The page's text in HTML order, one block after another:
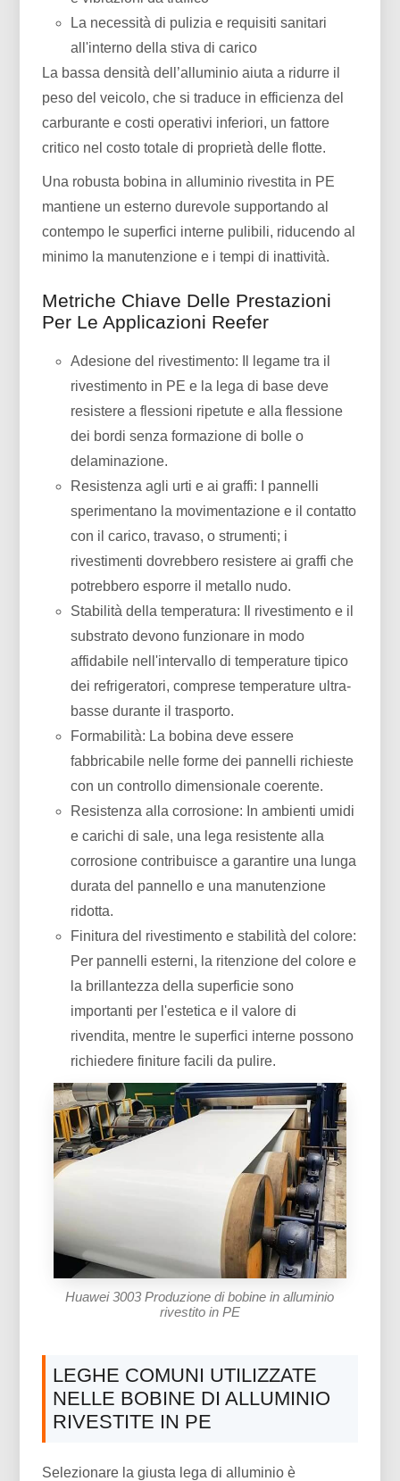
La necessità di pulizia e requisiti sanitari
all'interno della stiva di carico
La bassa densità dell’alluminio aiuta a ridurre il
peso del veicolo, che si traduce in efficienza del
carburante e costi operativi inferiori, un fattore
critico nel costo totale di proprietà delle flotte.
Una robusta bobina in alluminio rivestita in PE
mantiene un esterno durevole supportando al
contempo le superfici interne pulibili, riducendo al
minimo la manutenzione e i tempi di inattività.
Metriche Chiave Delle Prestazioni
Per Le Applicazioni Reefer
Adesione del rivestimento: Il legame tra il
rivestimento in PE e la lega di base deve
resistere a flessioni ripetute e alla flessione
dei bordi senza formazione di bolle o
delaminazione.
Resistenza agli urti e ai graffi: I pannelli
sperimentano la movimentazione e il contatto
con il carico, travaso, o strumenti; i
rivestimenti dovrebbero resistere ai graffi che
potrebbero esporre il metallo nudo.
Stabilità della temperatura: Il rivestimento e il
substrato devono funzionare in modo
affidabile nell'intervallo di temperature tipico
dei refrigeratori, comprese temperature ultra-
basse durante il trasporto.
Formabilità: La bobina deve essere
fabbricabile nelle forme dei pannelli richieste
con un controllo dimensionale coerente.
Resistenza alla corrosione: In ambienti umidi
e carichi di sale, una lega resistente alla
corrosione contribuisce a garantire una lunga
durata del pannello e una manutenzione
ridotta.
Finitura del rivestimento e stabilità del colore:
Per pannelli esterni, la ritenzione del colore e
la brillantezza della superficie sono
importanti per l'estetica e il valore di
rivendita, mentre le superfici interne possono
richiedere finiture facili da pulire.
Huawei 3003 Produzione di bobine in alluminio
rivestito in PE
LEGHE COMUNI UTILIZZATE
NELLE BOBINE DI ALLUMINIO
RIVESTITE IN PE
Selezionare la giusta lega di alluminio è